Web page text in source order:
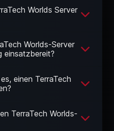
Worlds Server
Worlds-Server
einsatzbereit?
einen TerraTech
TerraTech Worlds-